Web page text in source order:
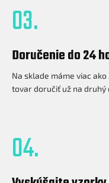
03.
Doručenie do 24
Na sklade máme viac
tovar doručiť už na druhý
04.